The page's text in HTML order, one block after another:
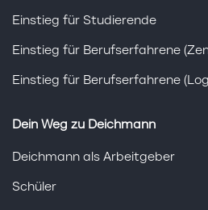
Einstieg für Studierende
Einstieg für Berufserfahrene
Einstieg für Berufserfahrene
Dein Weg zu Deichmann
Deichmann als Arbeitgeber
Schüler